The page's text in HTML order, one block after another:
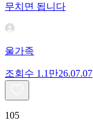
무치면 됩니다
울가족
조회수 1.1만26.07.07
105